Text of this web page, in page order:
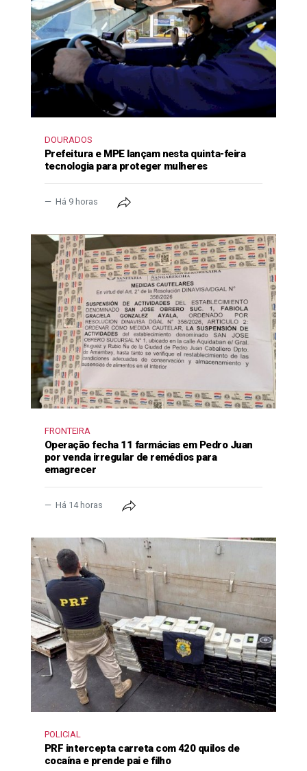
DOURADOS
Prefeitura e MPE lançam nesta quinta-feira
tecnologia para proteger mulheres
Há 9 horas
FRONTEIRA
Operação fecha 11 farmácias em Pedro Juan
por venda irregular de remédios para
emagrecer
Há 14 horas
POLICIAL
PRF intercepta carreta com 420 quilos de
cocaína e prende pai e filho